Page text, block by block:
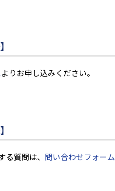
よりお申し込みください。
る質問は、 問い合わせフォーム